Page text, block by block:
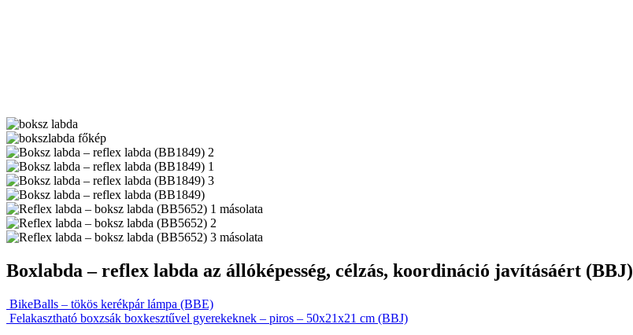
Boxlabda – reflex labda az állóképesség, célzás, koordináció javításáért (BBJ)
BikeBalls – tökös kerékpár lámpa (BBE)
Felakasztható boxzsák boxkesztűvel gyerekeknek – piros – 50x21x21 cm (BBJ)